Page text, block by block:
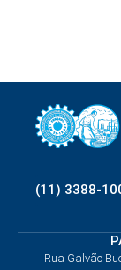
(11) 3388-
Rua Galvão